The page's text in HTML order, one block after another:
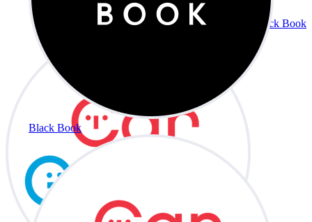
Black Book
Black Book